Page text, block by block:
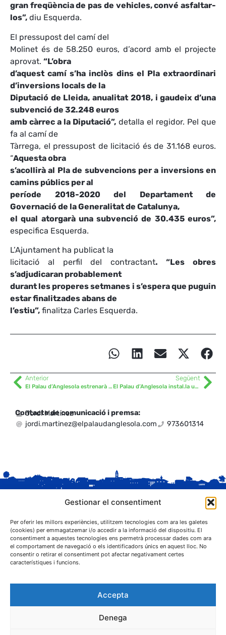
Gestionar el consentiment
Per oferir les millors experiències, utilitzem tecnologies com ara les galetes
(cookies) per emmagatzemar i/o accedir a la informació del dispositiu. El
consentiment a aquestes tecnologies ens permetrà processar dades com ara
el comportament de navegació o els identificadors únics en aquest lloc. No
consentir o retirar el consentiment pot afectar negativament certes
característiques i funcions.
Accepta
Denega
gran freqüència de pas de vehicles, convé asfaltar-
los”, diu Esquerda.
El pressupost del camí del
Molinet és de 58.250 euros, d’acord amb el projecte
aprovat. “L’obra
d’aquest camí s’ha inclòs dins el Pla extraordinari
d’inversions locals de la
Diputació de Lleida, anualitat 2018, i gaudeix d’una
subvenció de 32.248 euros
amb càrrec a la Diputació”, detalla el regidor. Pel que
fa al camí de
Tàrrega, el pressupost de licitació és de 31.168 euros.
“Aquesta obra
s’acollirà al Pla de subvencions per a inversions en
camins públics per al
període 2018-2020 del Departament de
Governació de la Generalitat de Catalunya,
el qual atorgarà una subvenció de 30.435 euros”,
especifica Esquerda.
L’Ajuntament ha publicat la
licitació al perfil del contractant. “Les obres
s’adjudicaran probablement
durant les properes setmanes i s’espera que puguin
estar finalitzades abans de
l’estiu”, finalitza Carles Esquerda.
Anterior
El Palau d’Anglesola estrenarà ben aviat un ‘Pipican’
Següent
El Palau d’Anglesola instal.la una tanca en tot el perímetre de la plaça 1 d‘octubre de 2017
Contacte de comunicació i premsa:
Jordi Martínez
jordi.martinez@elpalaudanglesola.com
973601314
C. Sant Josep, 1
25243 El Palau d'Anglesola (Pla d'Urgell)